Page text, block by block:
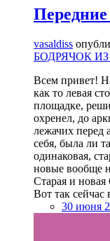
vasaldiss
БОДРЯЧОК
Всем привет!
как то левая
площадке,
охренел, до
лежачих перед
себя, была ли
одинаковая,
новые вообще
Старая и
Вот так сейчас
30 июня